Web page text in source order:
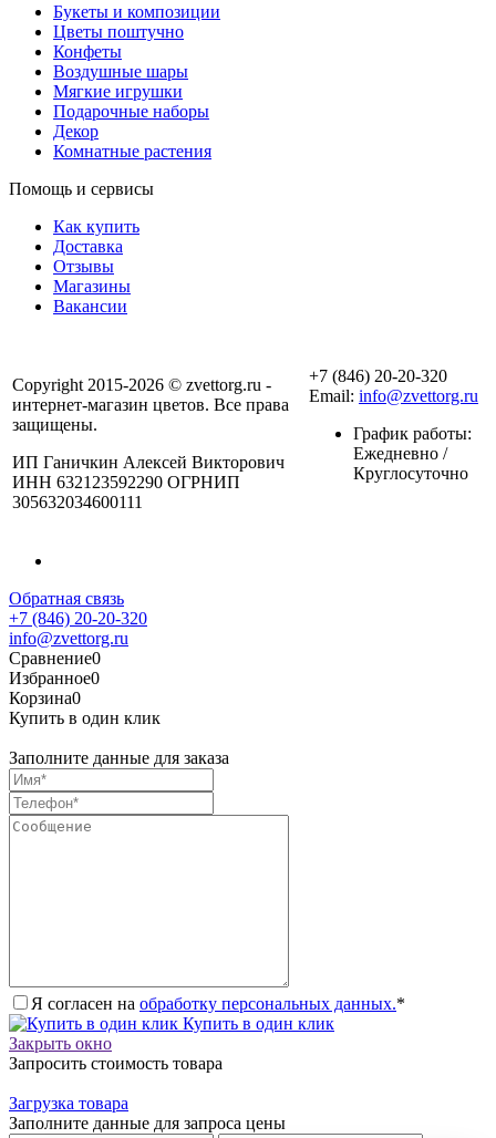
Букеты и композиции
Цветы поштучно
Конфеты
Воздушные шары
Мягкие игрушки
Подарочные наборы
Декор
Комнатные растения
Помощь и сервисы
Как купить
Доставка
Отзывы
Магазины
Вакансии
Copyright 2015-2026 © zvettorg.ru -
интернет-магазин цветов. Все права
защищены.
ИП Ганичкин Алексей Викторович
ИНН 632123592290 ОГРНИП
305632034600111
+7 (846) 20-20-320
Email: info@zvettorg.ru
График работы:
Ежедневно /
Круглосуточно
Обратная связь
+7 (846) 20-20-320
info@zvettorg.ru
Сравнение0
Избранное0
Корзина0
Купить в один клик
Заполните данные для заказа
Я согласен на обработку персональных данных.*
Купить в один клик
Закрыть окно
Запросить стоимость товара
Загрузка товара
Заполните данные для запроса цены